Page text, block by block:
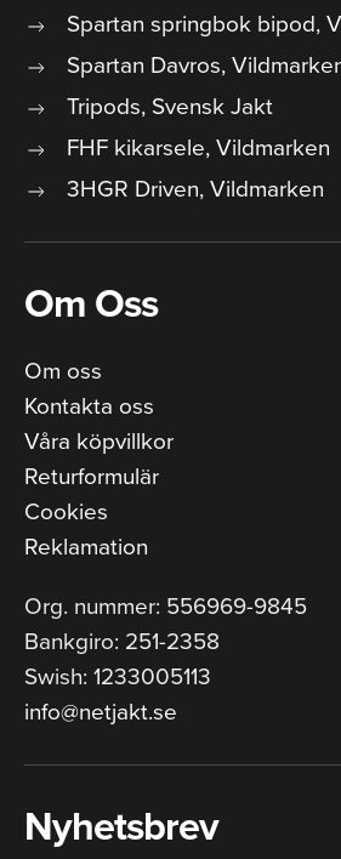
Spartan springbok bipod,
Spartan Davros,
Tripods, Svensk Jakt
FHF kikarsele, Vildmarken
3HGR Driven, Vildmarken
Om Oss
Om oss
Kontakta oss
Våra köpvillkor
Returformulär
Cookies
Reklamation
Org. nummer: 556969-9845
Bankgiro: 251-2358
Swish: 1233005113
info@netjakt.se
Nyhetsbrev